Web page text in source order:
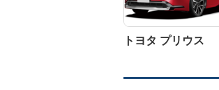
トヨタ プリウス